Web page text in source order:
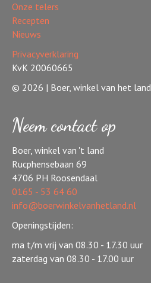
Onze telers
Recepten
Nieuws
Privacyverklaring
KvK 20060665
© 2026 | Boer, winkel van het land
Neem contact op
Boer, winkel van 't land
Rucphensebaan 69
4706 PH Roosendaal
0165 - 53 64 60
info@boerwinkelvanhetland.nl
Openingstijden:
ma t/m vrij van 08.30 - 17.30 uur
zaterdag van 08.30 - 17.00 uur